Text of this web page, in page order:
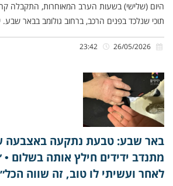
היום (שלישי) בשעות הערב המאוחרות, התקבלה
תוכי שנלכד בפנים הרכב, ברחוב גולומב בבאר שבע.
באר שבע: טבעת נתקעה באצבעה
מתנדב ידידים חילץ אותה בשלום
לאחר ועשיתי לו טוב, זה שווה הכל״